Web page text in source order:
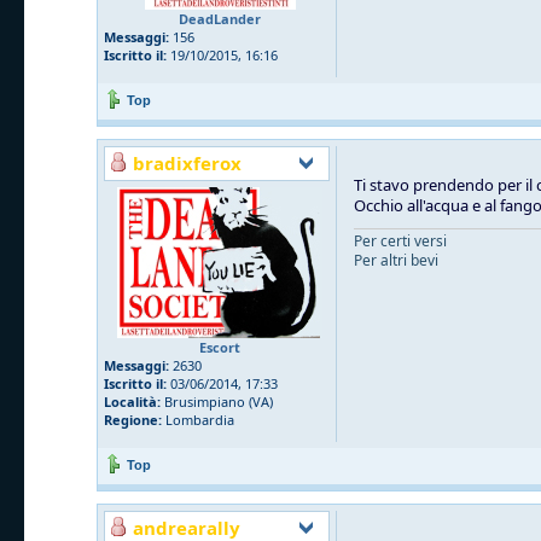
DeadLander
Messaggi: 156
Iscritto il: 19/10/2015, 16:16
Top
bradixferox
Escort
Messaggi: 2630
Iscritto il: 03/06/2014, 17:33
Località: Brusimpiano (VA)
Regione: Lombardia
Ti stavo prendendo per il
Occhio all'acqua e al fango
Per certi versi
Per altri bevi
Top
andrearally